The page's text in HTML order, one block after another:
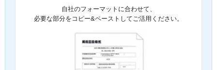
自社のフォーマットに合わせて、
必要な部分をコピー&ペーストしてご活用ください。